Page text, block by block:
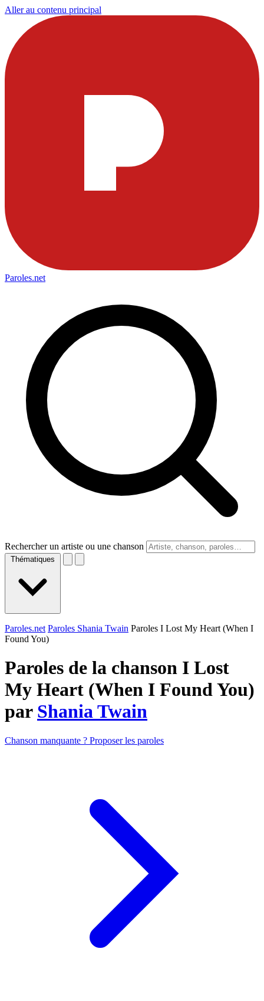
Aller au contenu principal
Paroles.net
Rechercher un artiste ou une chanson
Thématiques
Paroles.net Paroles Shania Twain Paroles I Lost My Heart (When I
Found You)
Paroles de la chanson I Lost
My Heart (When I Found You)
par Shania Twain
Chanson manquante ? Proposer les paroles